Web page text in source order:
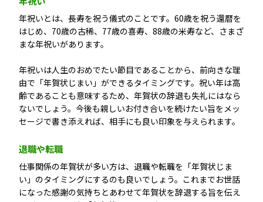
年祝いとは、長寿を祝う儀式のことです。60歳を祝う還暦を
はじめ、70歳の古稀、77歳の喜寿、88歳の米寿など、さまざ
まな年祝いがあります。
年祝いは人生のおめでたい節目であることから、前向きな理
由で「年賀状じまい」ができるタイミングです。祝い年は高
齢であることも意味するため、年賀状の辞退も失礼にはなら
ないでしょう。今後も親しいお付き合いを続けたい旨をメッ
セージで書き添えれば、相手にも良い印象を与えられます。
退職や転職
仕事関係の年賀状が多い方は、退職や転職を「年賀状じま
い」のタイミングにするのも良いでしょう。これまでお世話
になった感謝の気持ちとあわせて年賀状を辞退する旨を伝え